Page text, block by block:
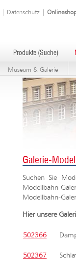
Datenschutz
Produkte (Suche)
Museum & Galerie
Galerie-
Suchen Sie
Modellbahn-
Modellbahn-
Hier unsere
502366
502367